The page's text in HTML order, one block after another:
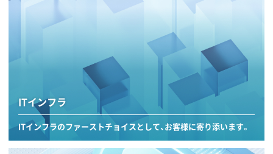
ITインフラ
ITインフラのファーストチョイスとして、お客様に寄り添います。